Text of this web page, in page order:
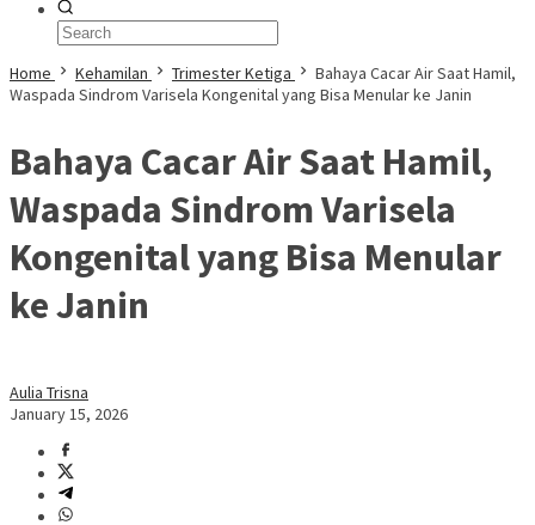
Home Kehamilan Trimester Ketiga
Bahaya Cacar Air Saat Hamil,
Waspada Sindrom Varisela Kongenital yang Bisa Menular ke Janin
Bahaya Cacar Air Saat Hamil,
Waspada Sindrom Varisela
Kongenital yang Bisa Menular
ke Janin
Aulia Trisna
January 15, 2026